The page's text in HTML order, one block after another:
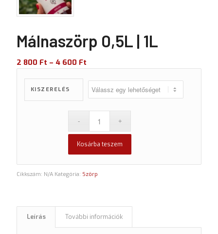
Málnaszörp 0,5L | 1L
2 800 Ft – 4 600 Ft
KISZERELÉS
Kosárba teszem
Cikkszám: N/A Kategória: Szörp
Leírás További információk